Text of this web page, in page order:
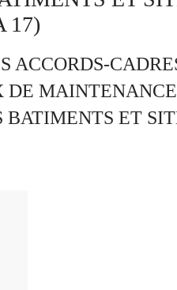
17)
ACCORDS-
DE
BATIMENTS ET